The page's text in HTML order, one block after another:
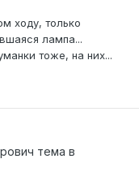
ходу, только
лампа...
тоже, на них...
тема в